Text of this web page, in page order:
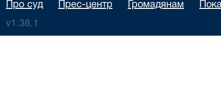
Про суд Прес-центр Громадянам
v1.38.1